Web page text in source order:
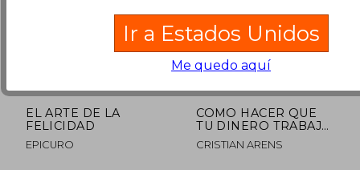
EL ARTE DE LA
FELICIDAD
EPICURO
COMO HACER QUE
TU DINERO TRABAJE
POR TI
CRISTIAN ARENS
Ir a Estados Unidos
Me quedo aquí